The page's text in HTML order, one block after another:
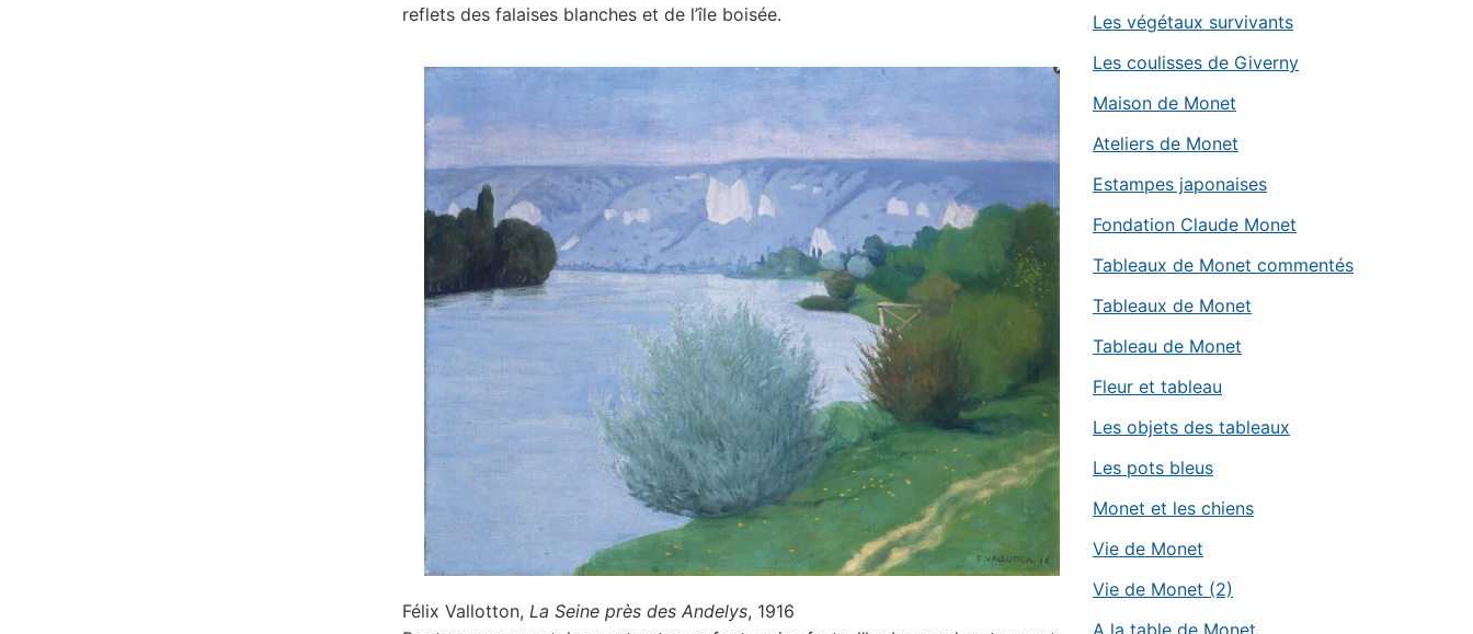
reflets des falaises blanches et de l’île boisée.
Félix Vallotton, La Seine près des Andelys, 1916
Les végétaux survivants
Les coulisses de Giverny
Maison de Monet
Ateliers de Monet
Estampes japonaises
Fondation Claude Monet
Tableaux de Monet commentés
Tableaux de Monet
Tableau de Monet
Fleur et tableau
Les objets des tableaux
Les pots bleus
Monet et les chiens
Vie de Monet
Vie de Monet (2)
A la table de Monet